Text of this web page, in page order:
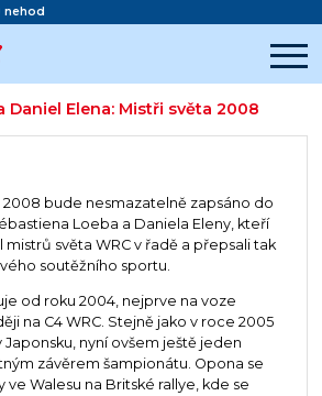
nehod
Daniel Elena: Mistři světa 2008
reklamy
2008 bude nesmazatelně zapsáno do
Loeba a Daniela Eleny, kteří
světa WRC v řadě a přepsali tak
soutěžního sportu.
od roku 2004, nejprve na voze
na C4 WRC. Stejně jako v roce 2005
Japonsku, nyní ovšem ještě jeden
závěrem šampionátu. Opona se
ve Walesu na Britské rallye, kde se